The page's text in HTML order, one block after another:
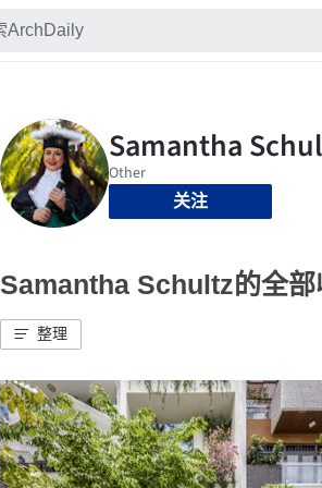
关注
Samantha Schultz的全部
整理